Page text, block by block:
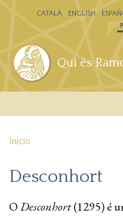
Passar para o conteúdo
Qui és
CATALÁ ENGLISH
Início
Desconhort
ODesconhort(1295) é